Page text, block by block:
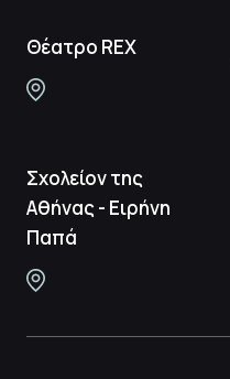
Θέατρο REX
Σχολείον της
Αθήνας - Ειρήνη
Παπά